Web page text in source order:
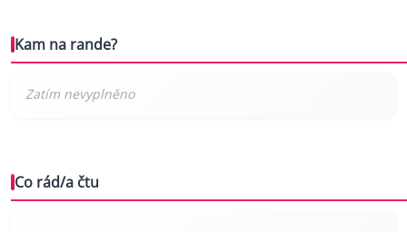
Kam na rande?
Co rád/a čtu